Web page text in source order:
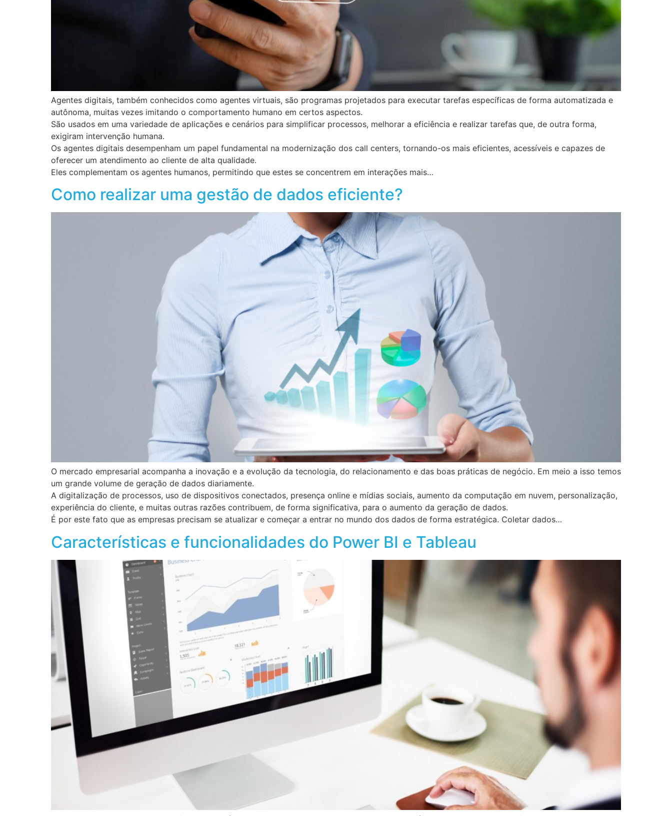
Agentes digitais, também conhecidos como agentes virtuais, são programas projetados para executar tarefas específicas de forma automatizada e
autônoma, muitas vezes imitando o comportamento humano em certos aspectos.
São usados em uma variedade de aplicações e cenários para simplificar processos, melhorar a eficiência e realizar tarefas que, de outra forma,
exigiram intervenção humana.
Os agentes digitais desempenham um papel fundamental na modernização dos call centers, tornando-os mais eficientes, acessíveis e capazes de
oferecer um atendimento ao cliente de alta qualidade.
Eles complementam os agentes humanos, permitindo que estes se concentrem em interações mais…
Como realizar uma gestão de dados eficiente?
O mercado empresarial acompanha a inovação e a evolução da tecnologia, do relacionamento e das boas práticas de negócio. Em meio a isso temos
um grande volume de geração de dados diariamente.
A digitalização de processos, uso de dispositivos conectados, presença online e mídias sociais, aumento da computação em nuvem, personalização,
experiência do cliente, e muitas outras razões contribuem, de forma significativa, para o aumento da geração de dados.
É por este fato que as empresas precisam se atualizar e começar a entrar no mundo dos dados de forma estratégica. Coletar dados…
Características e funcionalidades do Power BI e Tableau